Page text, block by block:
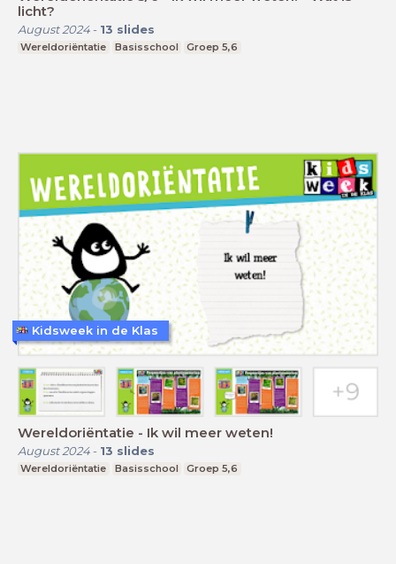
licht?
August 2024- 13 slides
Wereldoriëntatie Basisschool Groep 5,6
Wereldoriëntatie - Ik wil meer weten!
August 2024- 13 slides
Wereldoriëntatie Basisschool Groep 5,6
Kidsweek in de Klas